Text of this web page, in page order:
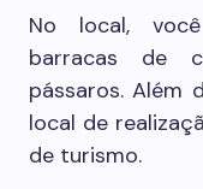
No local,
barracas de
pássaros. Além
local de
de turismo.